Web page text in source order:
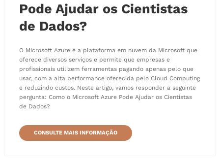
Pode Ajudar os Cientistas
de Dados?
O Microsoft Azure é a plataforma em nuvem da Microsoft que
oferece diversos serviços e permite que empresas e
profissionais utilizem ferramentas pagando apenas pelo que
usar, com a alta performance oferecida pelo Cloud Computing
e reduzindo custos. Neste artigo, vamos responder a seguinte
pergunta: Como o Microsoft Azure Pode Ajudar os Cientistas
de Dados?
CONSULTE MAIS INFORMAÇÃO